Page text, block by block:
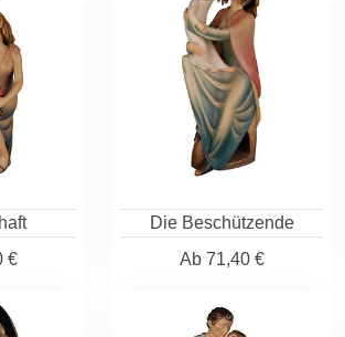
€
Die Beschützende
Ab71,40 €